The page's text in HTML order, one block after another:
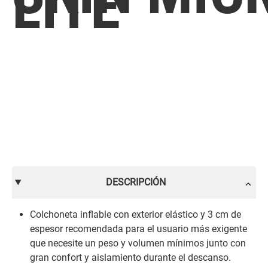
DESCRIPCIÓN
Colchoneta inflable con exterior elástico y 3 cm de
espesor recomendada para el usuario más exigente
que necesite un peso y volumen mínimos junto con
gran confort y aislamiento durante el descanso.